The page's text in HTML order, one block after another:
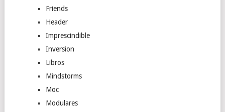
Friends
Header
Imprescindible
Inversion
Libros
Mindstorms
Moc
Modulares